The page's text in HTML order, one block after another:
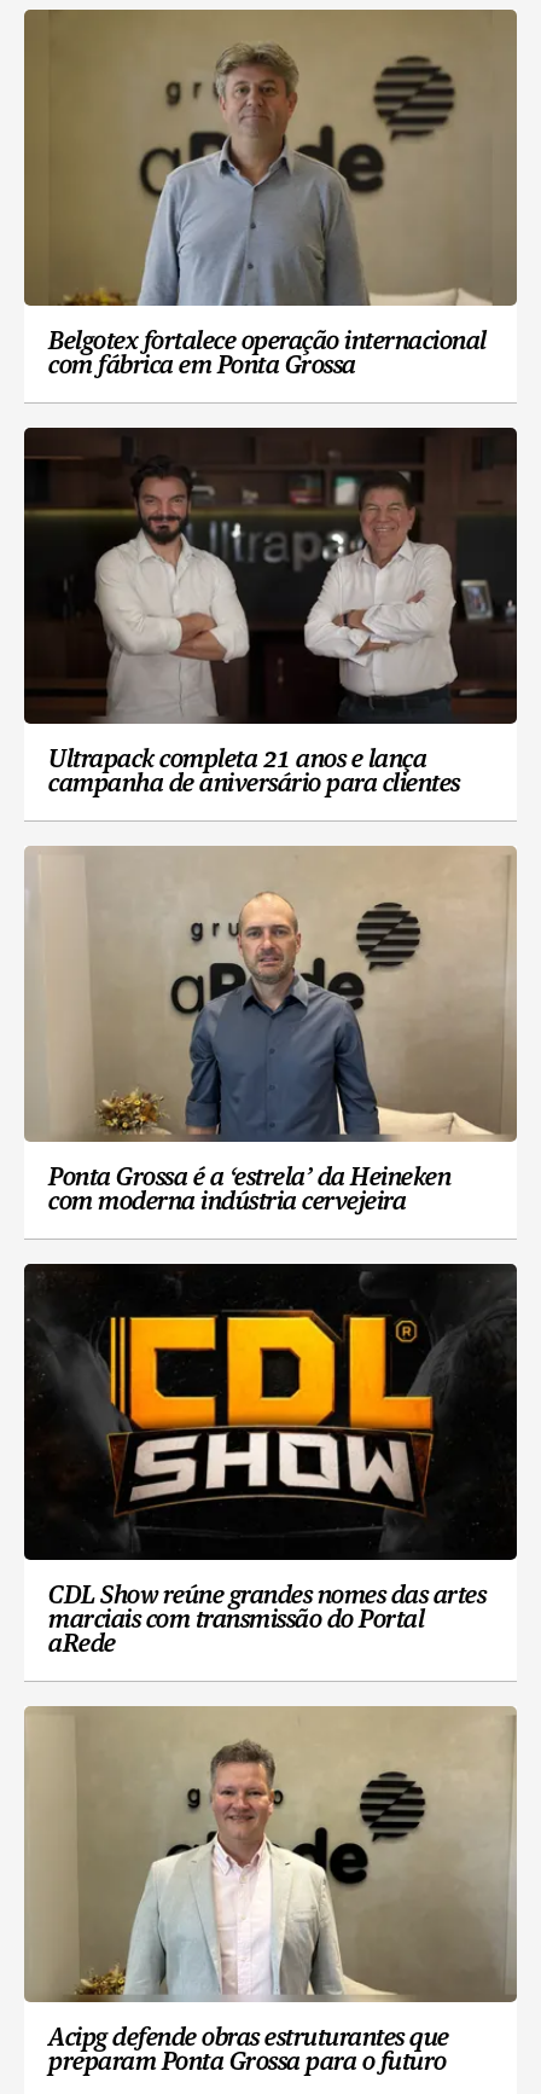
Belgotex fortalece operação internacional
com fábrica em Ponta Grossa
Ultrapack completa 21 anos e lança
campanha de aniversário para clientes
Ponta Grossa é a ‘estrela’ da Heineken
com moderna indústria cervejeira
CDL Show reúne grandes nomes das artes
marciais com transmissão do Portal
aRede
Acipg defende obras estruturantes que
preparam Ponta Grossa para o futuro